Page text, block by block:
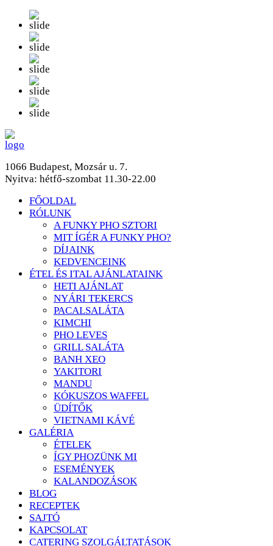
1066 Budapest, Mozsár u. 7.
Nyitva: hétfő-szombat 11.30-22.00
FŐOLDAL
RÓLUNK
A FUNKY PHO SZTORI
MIT ÍGÉR A FUNKY PHO?
DÍJAINK
KEDVENCEINK
ÉTEL ÉS ITAL AJÁNLATAINK
HETI AJÁNLAT
NYÁRI TEKERCS
PACALSALÁTA
KIMCHI
PHO LEVES
GRILL SALÁTA
BANH XEO
YAKITORI
MANDU
KÓKUSZOS WAFFEL
ÜDÍTŐK
VIETNAMI KÁVÉ
GALÉRIA
ÉTELEK
ÍGY PHOZÜNK MI
ESEMÉNYEK
KALANDOZÁSOK
BLOG
RECEPTEK
SAJTÓ
KAPCSOLAT
CATERING SZOLGÁLTATÁSOK